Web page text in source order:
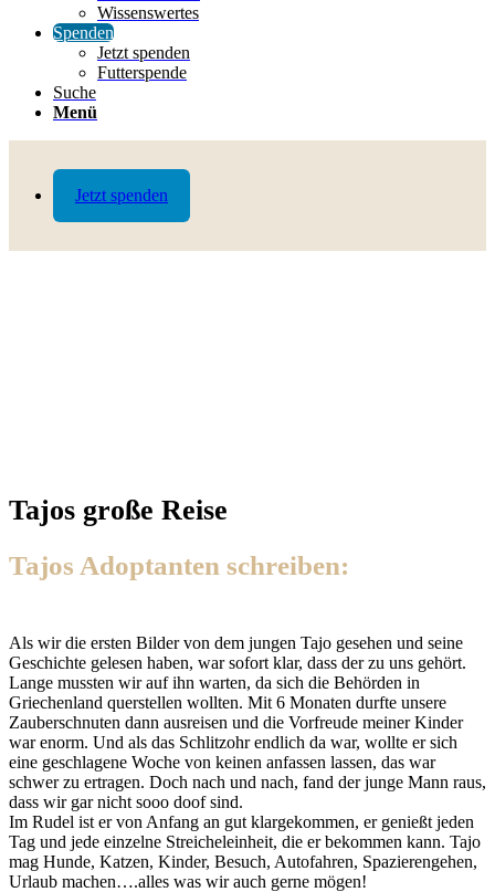
Jetzt spenden
Wissenswertes
Spenden
Jetzt spenden
Futterspende
Suche
Menü
Tajos große Reise
Tajos Adoptanten schreiben:
Als wir die ersten Bilder von dem jungen Tajo gesehen und seine
Geschichte gelesen haben, war sofort klar, dass der zu uns gehört.
Lange mussten wir auf ihn warten, da sich die Behörden in
Griechenland querstellen wollten. Mit 6 Monaten durfte unsere
Zauberschnuten dann ausreisen und die Vorfreude meiner Kinder
war enorm. Und als das Schlitzohr endlich da war, wollte er sich
eine geschlagene Woche von keinen anfassen lassen, das war
schwer zu ertragen. Doch nach und nach, fand der junge Mann raus,
dass wir gar nicht sooo doof sind.
Im Rudel ist er von Anfang an gut klargekommen, er genießt jeden
Tag und jede einzelne Streicheleinheit, die er bekommen kann. Tajo
mag Hunde, Katzen, Kinder, Besuch, Autofahren, Spazierengehen,
Urlaub machen….alles was wir auch gerne mögen!